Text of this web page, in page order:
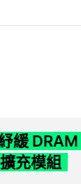
緩
充模組